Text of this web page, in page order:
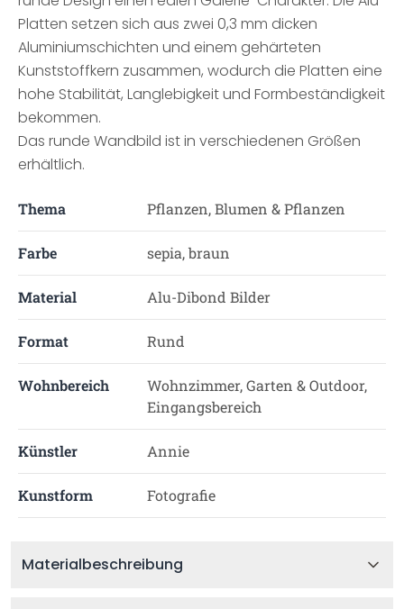
Platten setzen sich aus zwei 0,3 mm dicken
Aluminiumschichten und einem gehärteten
Kunststoffkern zusammen, wodurch die Platten eine
hohe Stabilität, Langlebigkeit und Formbeständigkeit
bekommen.
Das runde Wandbild ist in verschiedenen Größen
erhältlich.
Thema Pflanzen, Blumen & Pflanzen
Farbe sepia, braun
Material Alu-Dibond Bilder
Format Rund
Wohnbereich
Wohnzimmer, Garten & Outdoor,
Eingangsbereich
Künstler Annie
Kunstform Fotografie
Materialbeschreibung